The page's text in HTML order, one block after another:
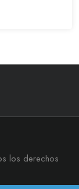
los derechos